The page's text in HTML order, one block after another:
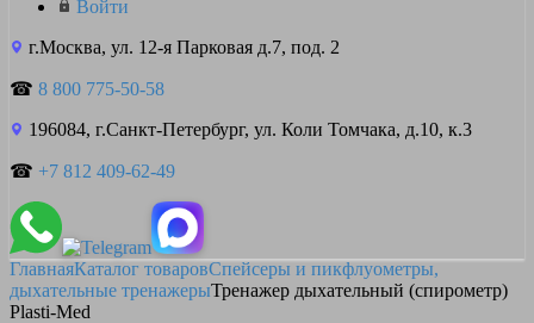
Войти
г.Москва, ул. 12-я Парковая д.7, под. 2
☎ 8 800 775-50-58
196084, г.Санкт-Петербург, ул. Коли Томчака, д.10, к.3
☎ +7 812 409-62-49
ГлавнаяКаталог товаровСпейсеры и пикфлуометры,
дыхательные тренажерыТренажер дыхательный (спирометр)
Plasti-Med